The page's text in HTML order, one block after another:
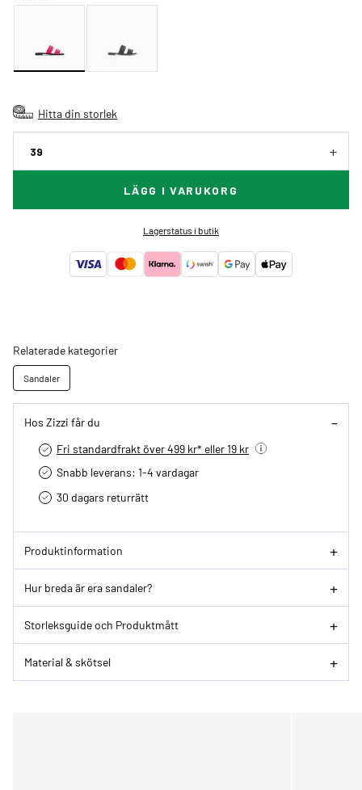
Hitta din storlek
39
LÄGG I VARUKORG
Lagerstatus i butik
Relaterade kategorier
Sandaler
Hos Zizzi får du
Fri standardfrakt över 499 kr* eller 19 kr
Snabb leverans: 1-4 vardagar
30 dagars returrätt­
Produktinformation
Hur breda är era sandaler?
Storleksguide och Produktmått
Material & skötsel